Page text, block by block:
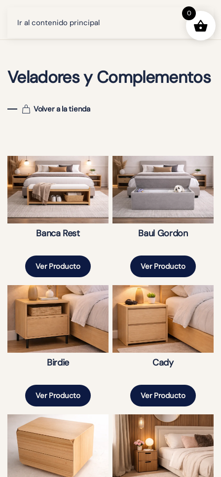
Ir al contenido principal
Veladores y Complementos
Volver a la tienda
Banca Rest
Ver Producto
Baul Gordon
Ver Producto
Birdie
Ver Producto
Cady
Ver Producto
0